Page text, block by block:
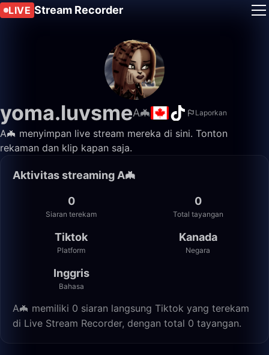
LIVE Stream Recorder
yoma.luvsmeA🦇 Laporkan
A🦇 menyimpan live stream mereka di sini. Tonton
rekaman dan klip kapan saja.
Aktivitas streaming A🦇
0
Siaran terekam
0
Total tayangan
Tiktok
Platform
Kanada
Negara
Inggris
Bahasa
A🦇 memiliki 0 siaran langsung Tiktok yang terekam
di Live Stream Recorder, dengan total 0 tayangan.